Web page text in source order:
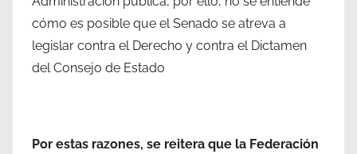
cómo es posible que el Senado se atreva a
legislar contra el Derecho y contra el Dictamen
del Consejo de Estado
Por estas razones, se reitera que la Federación